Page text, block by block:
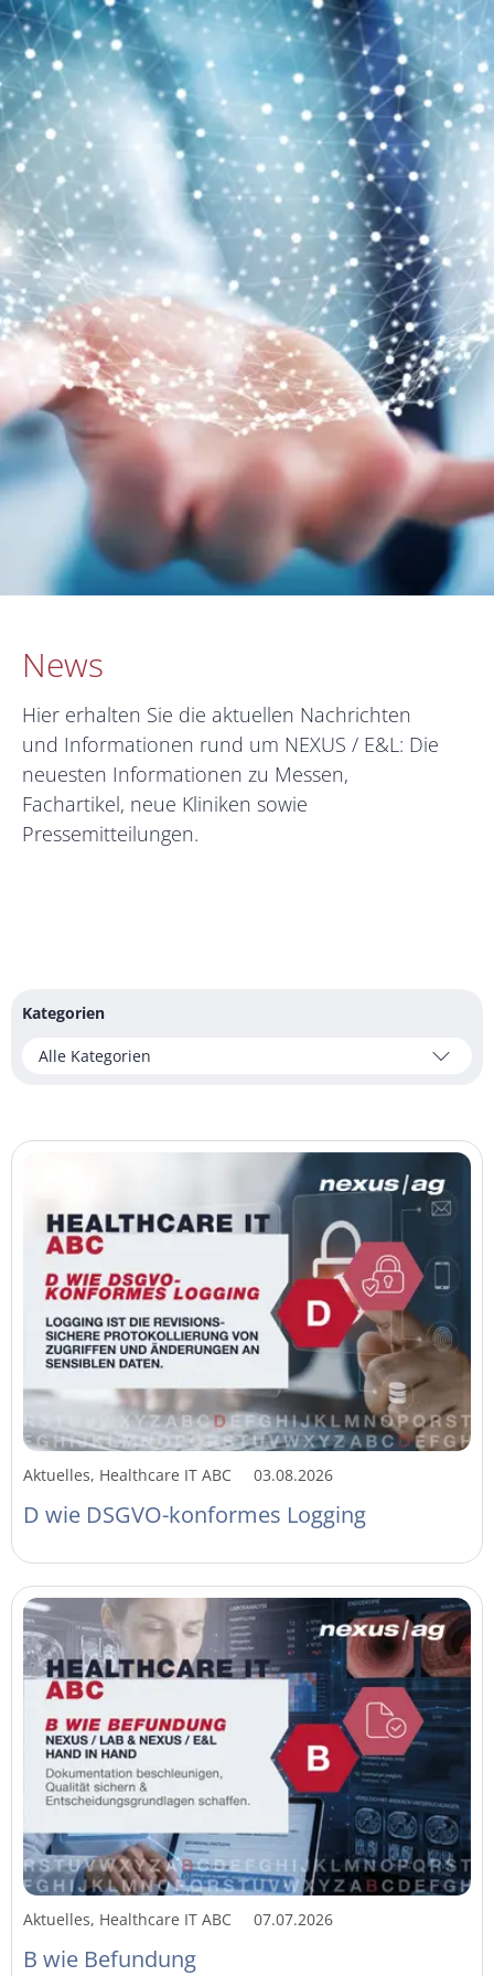
News
Hier erhalten Sie die aktuellen Nachrichten
und Informationen rund um NEXUS / E&L: Die
neuesten Informationen zu Messen,
Fachartikel, neue Kliniken sowie
Pressemitteilungen.
Kategorien
Alle Kategorien
Aktuelles, Healthcare IT ABC 03.08.2026
D wie DSGVO-konformes Logging
Aktuelles, Healthcare IT ABC 07.07.2026
B wie Befundung